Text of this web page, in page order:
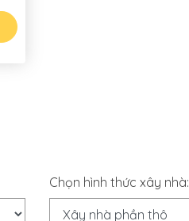
Chọn hình thức xây nhà: